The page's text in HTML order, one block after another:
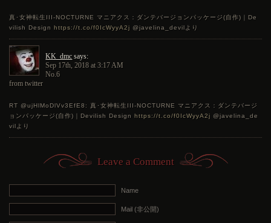
真･女神転生III-NOCTURNE マニアクス：ダンテバージョンパッケージ(自作)｜De
vilish Designhttps://t.co/f0IcWyyA2j @javelina_devilより
KK_dmc says:
Sep 17th, 2018 at 3:17 AM
No.6
from twitter
RT @ujHlMoDlVv3EfE8: 真･女神転生III-NOCTURNE マニアクス：ダンテバージ
ョンパッケージ(自作)｜Devilish Designhttps://t.co/f0IcWyyA2j @javelina_de
vilより
Leave a Comment
Name
Mail (非公開)